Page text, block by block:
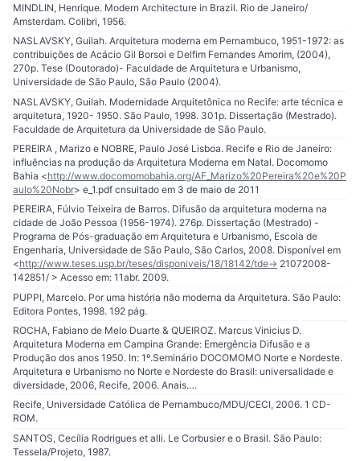
MINDLIN, Henrique. Modern Architecture in Brazil. Rio de Janeiro/
Amsterdam. Colibri, 1956.
NASLAVSKY, Guilah. Arquitetura moderna em Pernambuco, 1951-1972: as
contribuições de Acácio Gil Borsoi e Delfim Fernandes Amorim, (2004),
270p. Tese (Doutorado)- Faculdade de Arquitetura e Urbanismo,
Universidade de São Paulo, São Paulo (2004).
NASLAVSKY, Guilah. Modernidade Arquitetônica no Recife: arte técnica e
arquitetura, 1920- 1950. São Paulo, 1998. 301p. Dissertação (Mestrado).
Faculdade de Arquitetura da Universidade de São Paulo.
PEREIRA , Marizo e NOBRE, Paulo José Lisboa. Recife e Rio de Janeiro:
influências na produção da Arquitetura Moderna em Natal. Docomomo
Bahia <http://www.docomomobahia.org/AF_Marizo%20Pereira%20e%20P
aulo%20Nobr> e_1.pdf cnsultado em 3 de maio de 2011
PEREIRA, Fúlvio Teixeira de Barros. Difusão da arquitetura moderna na
cidade de João Pessoa (1956-1974). 276p. Dissertação (Mestrado) -
Programa de Pós-graduação em Arquitetura e Urbanismo, Escola de
Engenharia, Universidade de São Paulo, São Carlos, 2008. Disponível em
<http://www.teses.usp.br/teses/disponiveis/18/18142/tde- > 21072008-
142851/ > Acesso em: 11abr. 2009.
PUPPI, Marcelo. Por uma história não moderna da Arquitetura. São Paulo:
Editora Pontes, 1998. 192 pág.
ROCHA, Fabiano de Melo Duarte & QUEIROZ. Marcus Vinicius D.
Arquitetura Moderna em Campina Grande: Emergência Difusão e a
Produção dos anos 1950. In: 1º.Seminário DOCOMOMO Norte e Nordeste.
Arquitetura e Urbanismo no Norte e Nordeste do Brasil: universalidade e
diversidade, 2006, Recife, 2006. Anais….
Recife, Universidade Católica de Pernambuco/MDU/CECI, 2006. 1 CD-
ROM.
SANTOS, Cecília Rodrigues et alli. Le Corbusier e o Brasil. São Paulo:
Tessela/Projeto, 1987.